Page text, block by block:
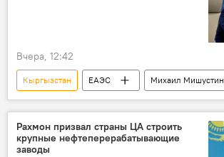
Вчера, 12:42
Кыргызстан ЕАЭС
Михаил Мишустин
Россия
Центральная Азия
Рахмон призвал страны ЦА строить
крупные нефтеперерабатывающие
заводы